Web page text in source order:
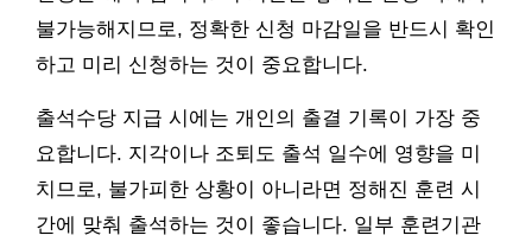
불가능해지므로, 정확한 신청 마감일을 반드시 확인
하고 미리 신청하는 것이 중요합니다.
출석수당 지급 시에는 개인의 출결 기록이 가장 중
요합니다. 지각이나 조퇴도 출석 일수에 영향을 미
치므로, 불가피한 상황이 아니라면 정해진 훈련 시
간에 맞춰 출석하는 것이 좋습니다. 일부 훈련기관